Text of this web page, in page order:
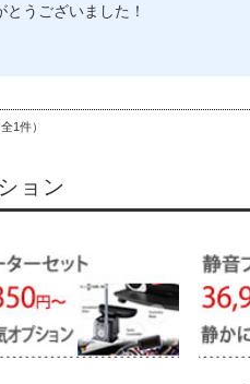
とうございました！
1件）
ョン